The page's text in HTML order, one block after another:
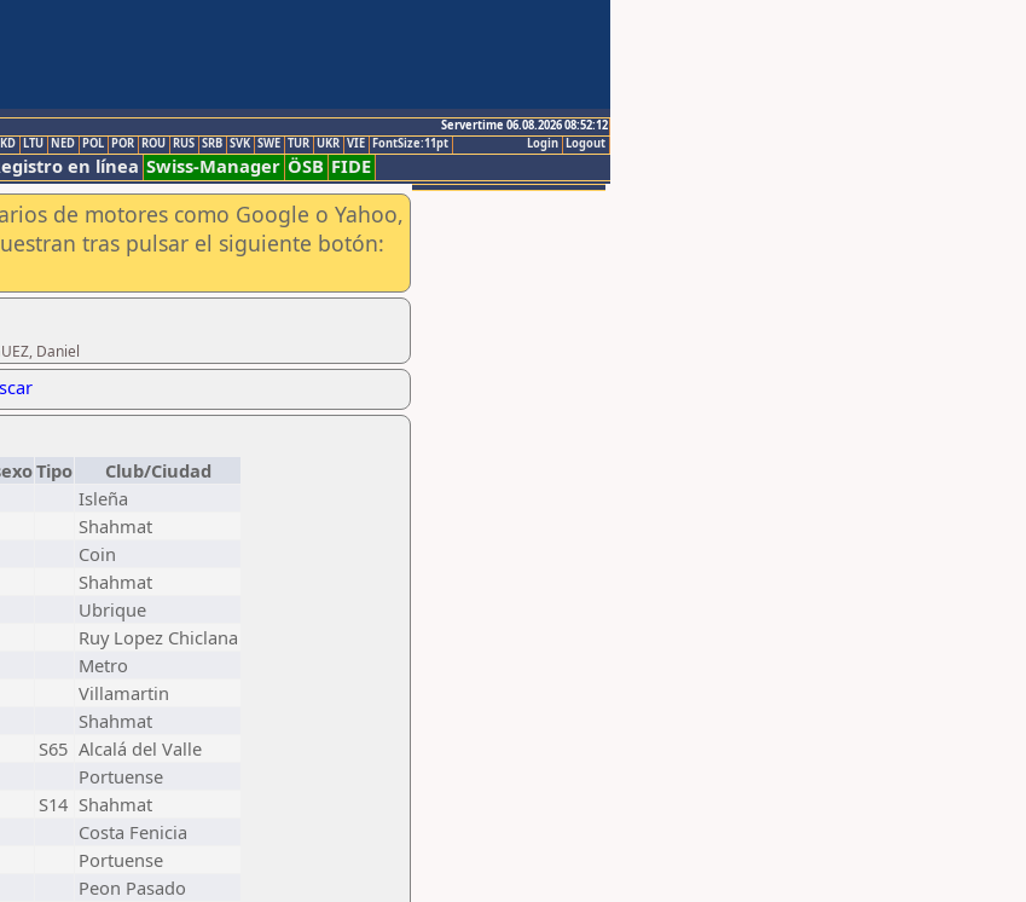
Servertime 06.08.2026 08:52:12
Logout
Login
LTU NED POL POR ROU RUS SRB SVK SWE TUR UKR VIE FontSize:11pt
en línea Swiss-Manager ÖSB FIDE
de motores como Google o Yahoo,
tras pulsar el siguiente botón:
Daniel
Tipo
Club/Ciudad
Isleña
Shahmat
Coin
Shahmat
Ubrique
Ruy Lopez Chiclana
Metro
Villamartin
Shahmat
S65 Alcalá del Valle
Portuense
S14 Shahmat
Costa Fenicia
Portuense
Peon Pasado